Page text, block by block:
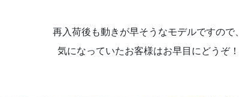
再入荷後も動きが早そうなモデルですので、
気になっていたお客様はお早目にどうぞ！